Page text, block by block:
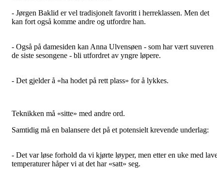
- Jørgen Baklid er vel tradisjonelt favoritt i herreklassen. Men det
kan fort også komme andre og utfordre han.
- Også på damesiden kan Anna Ulvensøen - som har vært suveren
de siste sesongene - bli utfordret av yngre løpere.
- Det gjelder å «ha hodet på rett plass» for å lykkes.
Teknikken må «sitte» med andre ord.
Samtidig må en balansere det på et potensielt krevende underlag:
- Det var løse forhold da vi kjørte løyper, men etter en uke med
temperaturer håper vi at det har «satt» seg.